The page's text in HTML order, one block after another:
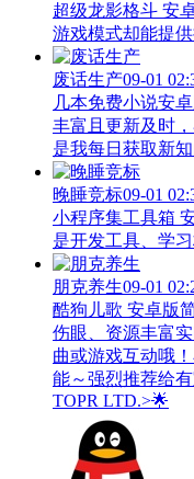
超级龙影格斗 安
游戏模式却能提
废话生产09-01
几本免费小说安
丰富且更新及时
是我每日获取新知
晚睡竞标09-01
小程序集工具箱
是开发工具、学
朋克养生09-01
酷狗儿歌 安卓版
伤眼、资源丰富
曲或游戏互动哦
能～强烈推荐给
TOPR LTD.>🌟